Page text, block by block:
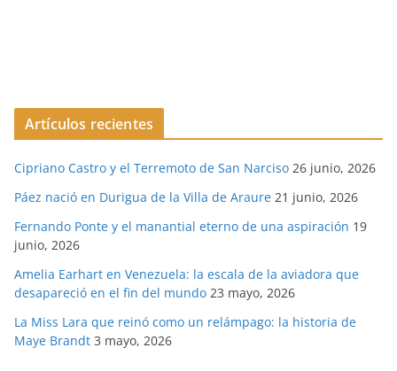
Artículos recientes
Cipriano Castro y el Terremoto de San Narciso 26 junio, 2026
Páez nació en Durigua de la Villa de Araure 21 junio, 2026
Fernando Ponte y el manantial eterno de una aspiración 19
junio, 2026
Amelia Earhart en Venezuela: la escala de la aviadora que
desapareció en el fin del mundo 23 mayo, 2026
La Miss Lara que reinó como un relámpago: la historia de
Maye Brandt 3 mayo, 2026